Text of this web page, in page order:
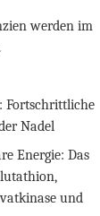
werden im
Fortschrittliche
Nadel
Energie: Das
und